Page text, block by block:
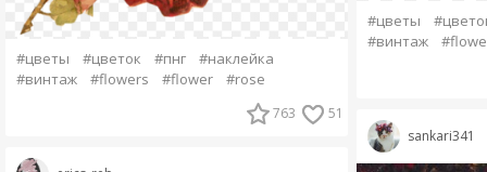
#цветы #цветок #пнг
#наклейка
#винтаж
#flowers #flower #rose
763 51
#цветы
#винтаж
sankari341